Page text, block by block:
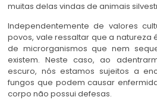
muitas delas vindas de animais
Independentemente de valores
povos, vale ressaltar que a
de microrganismos que nem
existem. Neste caso, ao
escuro, nós estamos sujeitos a
fungos que podem causar
corpo não possui defesas.